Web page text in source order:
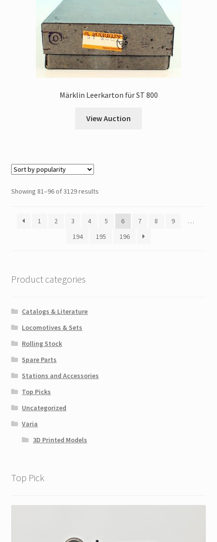
Märklin Leerkarton für ST 800
View Auction
Showing 81–96 of 3129 results
1 2 3 4 5 6 7 8 9
…
194
195 196
Product categories
Catalogs & Literature
Locomotives & Sets
Rolling Stock
Spare Parts
Stations and Accessories
Top Picks
Uncategorized
Varia
3D Printed Models
Top Pick